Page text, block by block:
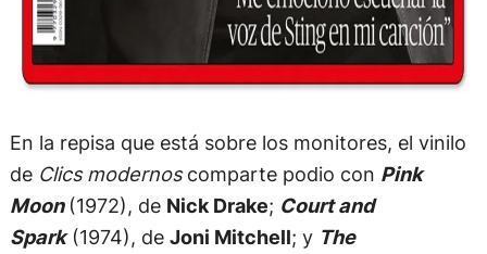
En la repisa que está sobre los monitores, el vinilo
de Clics modernoscomparte podio con Pink
Moon (1972), de Nick Drake; Court and
Spark(1974), de Joni Mitchell; y The